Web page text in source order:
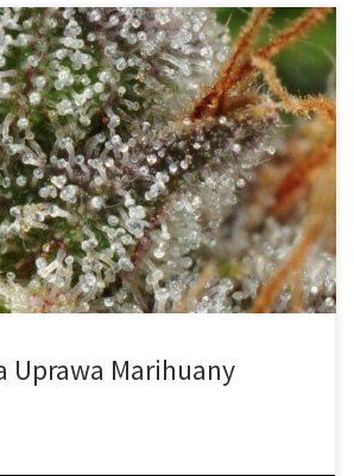
w jednym z tych miejsc, gdzie legalna
pierwszej uprawy marihuany może
Aby ten proces przebiegał
ten przewodnik po uprawie marihuany
rośliny marihuany Istnieją dwa
uprawy konopi – z nasionami lub klonami – i
Uprawa Marihuany